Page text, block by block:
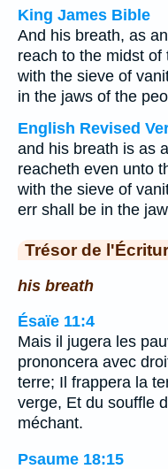
King James Bible
And his breath, as
reach to the midst
with the sieve of
in the jaws of the
English Revised
and his breath is as
reacheth even unto
with the sieve of
err shall be in the
Trésor de
his breath
Ésaïe 11:4
Mais il jugera les
prononcera avec
terre; Il frappera la
verge, Et du souffle
méchant.
Psaume 18:15